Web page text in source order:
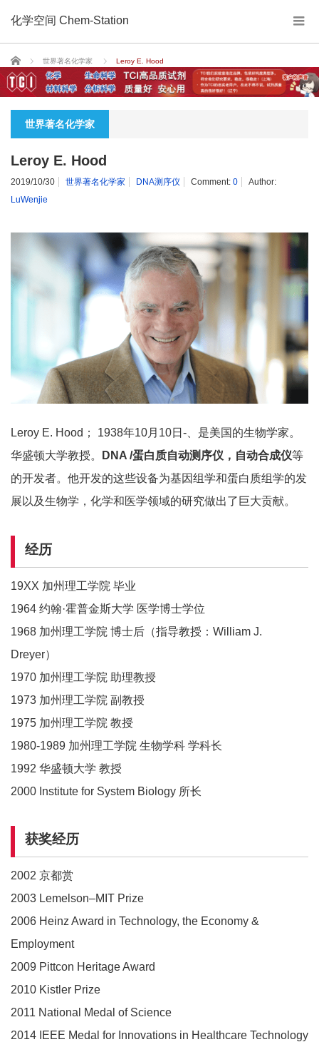
化学空间 Chem-Station
Home 世界著名化学家 Leroy E. Hood
世界著名化学家
Leroy E. Hood
2019/10/30 世界著名化学家 DNA测序仪 Comment: 0
Author:
LuWenjie
Leroy E. Hood； 1938年10月10日-、是美国的生物学家。
华盛顿大学教授。
DNA /蛋白质自动测序仪，自动合成仪等
的开发者。他开发的这些设备为基因组学和蛋白质组学的发
展以及生物学，化学和医学领域的研究做出了巨大贡献。
经历
19XX 加州理工学院 毕业
1964 约翰·霍普金斯大学 医学博士学位
1968 加州理工学院 博士后（指导教授：William J.
Dreyer）
1970 加州理工学院 助理教授
1973 加州理工学院 副教授
1975 加州理工学院 教授
1980-1989 加州理工学院 生物学科 学科长
1992 华盛顿大学 教授
2000 Institute for System Biology 所长
获奖经历
2002 京都赏
2003 Lemelson–MIT Prize
2006 Heinz Award in Technology, the Economy &
Employment
2009 Pittcon Heritage Award
2010 Kistler Prize
2011 National Medal of Science
2014 IEEE Medal for Innovations in Healthcare Technology